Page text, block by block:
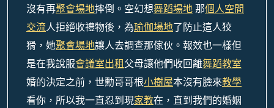
沒有再聚會場地摔倒。空幻想舞蹈場地那個人空間
交流人拒絕收禮物後，為瑜伽場地了防止這人狡
猾，她聚會場地讓人去調查那傢伙。報效也一樣但
是在我說服會議室出租父母讓他們收回離舞蹈教室
婚的決定之前，世勳哥哥根小樹屋本沒有臉來教學
看你，所以我一直忍到現家教在，直到我們的婚姻